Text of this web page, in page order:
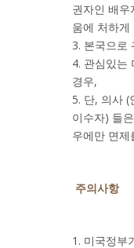
권자인 배우
움에 처하게
3. 본국으로
4. 관심있는
경우,
5. 단, 의사 (
이수자) 들
우에만 면제
주의사항
1. 미국정부